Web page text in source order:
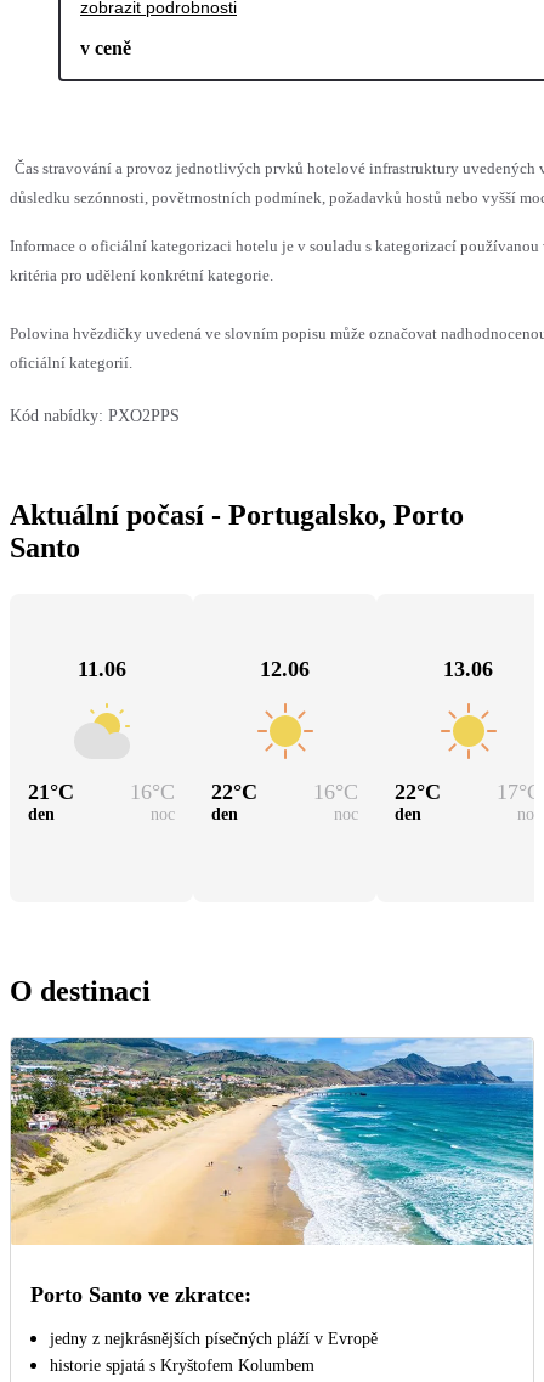
zobrazit podrobnosti
v ceně
Čas stravování a provoz jednotlivých prvků hotelové infrastruktury uvedených
důsledku sezónnosti, povětrnostních podmínek, požadavků hostů nebo vyšší
Informace o oficiální kategorizaci hotelu je v souladu s kategorizací
kritéria pro udělení konkrétní kategorie.
Polovina hvězdičky uvedená ve slovním popisu může označovat
oficiální kategorií.
Kód nabídky: PXO2PPS
Aktuální počasí - Portugalsko, Porto
Santo
11.06
21°C 16°C
den noc
12.06
22°C 16°C
den noc
13.06
22°C 17°C
den noc
O destinaci
Porto Santo ve zkratce:
jedny z nejkrásnějších písečných pláží v Evropě
historie spjatá s Kryštofem Kolumbem